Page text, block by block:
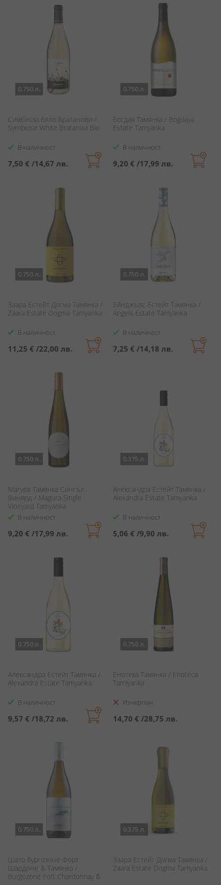
0.750 л.
Симбиоза Бяло Братанови /
Symbiose White Bratanovi Bio
В наличност
7,50 € /14,67 лв.
0.750 л.
Богдая Тамянка / Bogdaya
Estate Tamyanka
В наличност
9,20 € /17,99 лв.
0.750 л.
Заара Естейт Догма Тамянка /
Zaara Estate Dogma Tamyanka
В наличност
11,25 € /22,00 лв.
0.750 л.
Ейнджълс Естейт Тамянка /
Angels Estate Tamyanka
В наличност
7,25 € /14,18 лв.
0.750 л.
Магура Тамянка Сингъл
Винярд / Magura Single
Vineyard Tamyanka
В наличност
9,20 € /17,99 лв.
0.375 л.
Александра Естейт Тамянка /
Alexandra Estate Tamyanka
В наличност
5,06 € /9,90 лв.
0.750 л.
Александра Естейт Тамянка /
Alexandra Estate Tamyanka
В наличност
9,57 € /18,72 лв.
0.750 л.
Енотека Тамянка / Enoteca
Tamiyanka
Изчерпан
14,70 € /28,75 лв.
0.750 л.
Шато Бургозоне Форт
Шардоне & Тамянка /
Burgozone Fort Chardonnay &
0.375 л.
Заара Естейт Догма Тамянка /
Zaara Estate Dogma Tamyanka